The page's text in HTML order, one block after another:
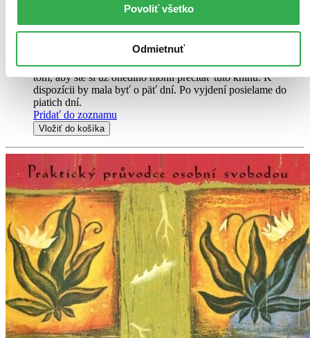
Povoliť všetko
Odmietnuť
8,04 €
Vydavateľ, tlačiar a ďalší usilovní ľudia intenzívne pracujú na
tom, aby ste si už onedlho mohli prečítať túto knihu. K
dispozícii by mala byť o päť dní. Po vyjdení posielame do
piatich dní.
Pridať do zoznamu
Vložiť do košíka